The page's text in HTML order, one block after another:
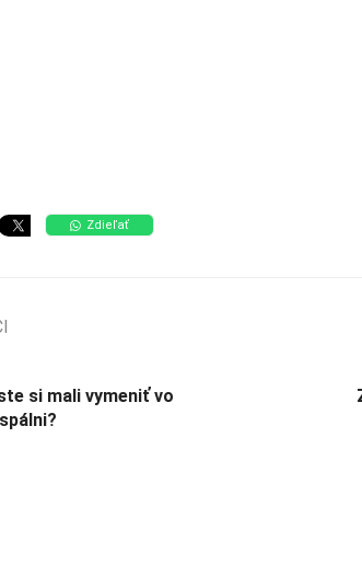
Zdieľať
si mali vymeniť vo